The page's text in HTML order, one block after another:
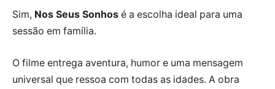
Sim, Nos Seus Sonhos é a escolha ideal para uma
sessão em família.
O filme entrega aventura, humor e uma mensagem
universal que ressoa com todas as idades. A obra